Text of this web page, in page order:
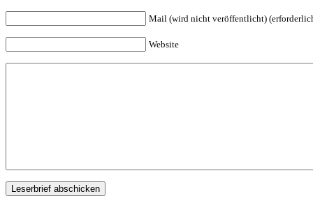
Mail (wird nicht veröffentlicht)
Website